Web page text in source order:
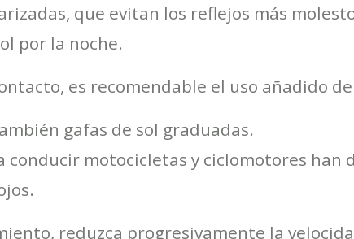
que evitan los reflejos más
por la noche.
es recomendable el uso añadido
gafas de sol graduadas.
conducir motocicletas y ciclomotores
reduzca progresivamente la